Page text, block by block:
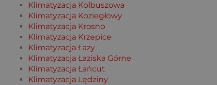
Klimatyzacja Kolbuszowa
Klimatyzacja Koziegłowy
Klimatyzacja Krosno
Klimatyzacja Krzepice
Klimatyzacja Łazy
Klimatyzacja Łaziska Górne
Klimatyzacja Łańcut
Klimatyzacja Lędziny